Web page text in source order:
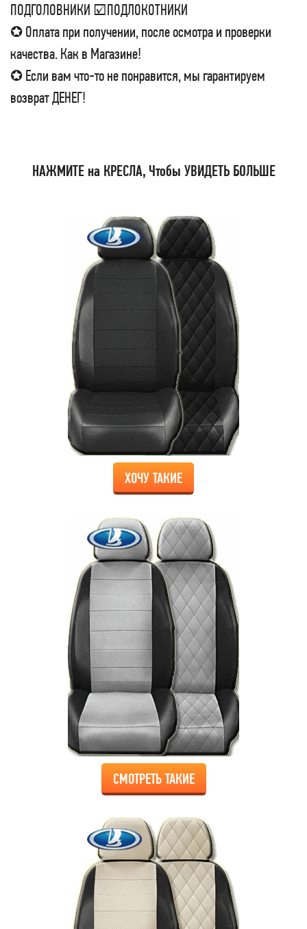
ПОДГОЛОВНИКИ ☑ПОДЛОКОТНИКИ
✪ Оплата при получении, после осмотра и проверки
качества. Как в Магазине!
✪ Если вам что-то не понравится, мы гарантируем
возврат ДЕНЕГ!
НАЖМИТЕ на КРЕСЛА, Чтобы УВИДЕТЬ БОЛЬШЕ
ХОЧУ ТАКИЕ
СМОТРЕТЬ ТАКИЕ